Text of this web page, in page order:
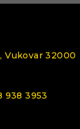
Vukovar 32000
938 3953